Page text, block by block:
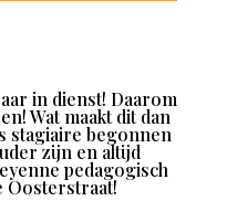
in dienst! Daarom
Wat maakt dit dan
stagiaire begonnen
zijn en altijd
pedagogisch
Oosterstraat!